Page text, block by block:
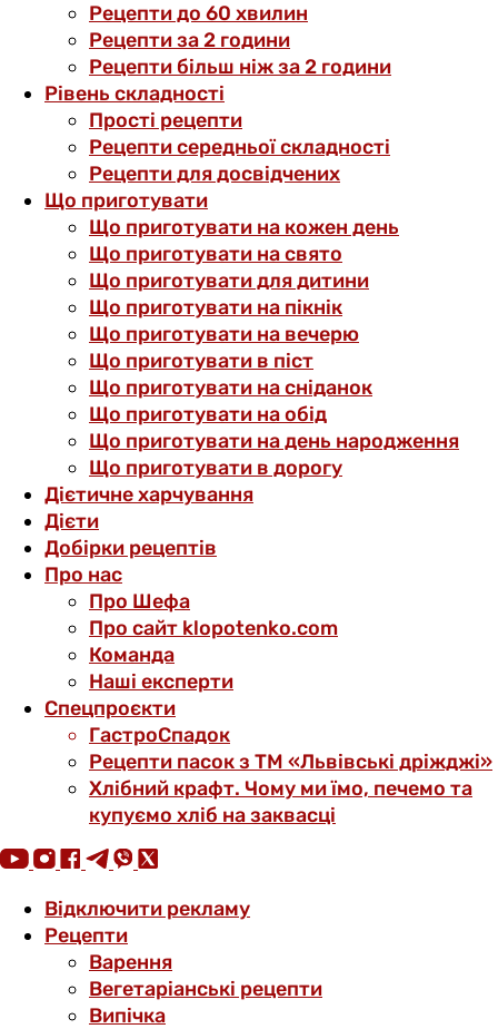
Рецепти до 60 хвилин
Рецепти за 2 години
Рецепти більш ніж за 2 години
Рівень складності
Прості рецепти
Рецепти середньої складності
Рецепти для досвідчених
Що приготувати
Що приготувати на кожен день
Що приготувати на свято
Що приготувати для дитини
Що приготувати на пікнік
Що приготувати на вечерю
Що приготувати в піст
Що приготувати на сніданок
Що приготувати на обід
Що приготувати на день народження
Що приготувати в дорогу
Дієтичне харчування
Дієти
Добірки рецептів
Про нас
Про Шефа
Про сайт klopotenko.com
Команда
Наші експерти
Спецпроєкти
ГастроСпадок
Рецепти пасок з ТМ «Львівські дріжджі»
Хлібний крафт. Чому ми їмо, печемо та
купуємо хліб на заквасці
Відключити рекламу
Рецепти
Варення
Вегетаріанські рецепти
Випічка